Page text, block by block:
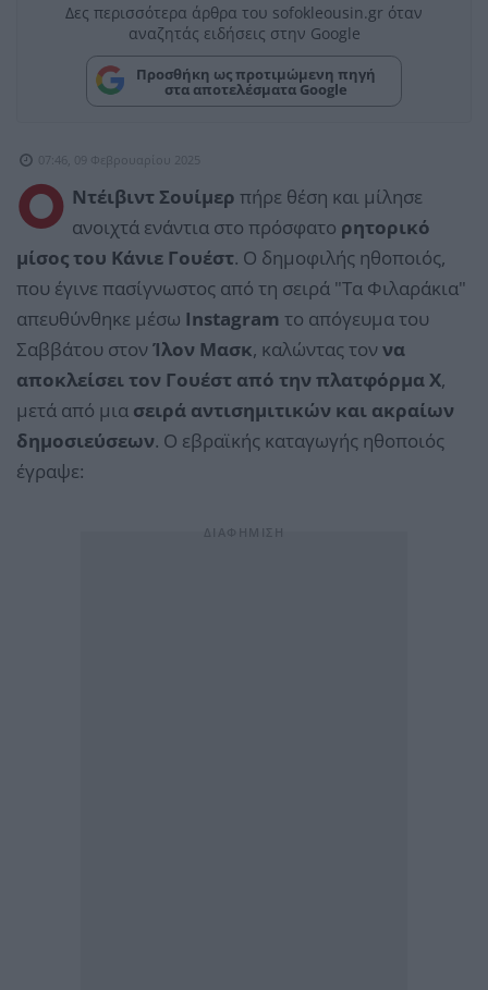
Δες περισσότερα άρθρα του sofokleousin.gr όταν
αναζητάς ειδήσεις στην Google
Προσθήκη ως προτιμώμενη πηγή
στα αποτελέσματα Google
07:46, 09 Φεβρουαρίου 2025
Ο Ντέιβιντ Σουίμερ πήρε θέση και μίλησε
ανοιχτά ενάντια στο πρόσφατο ρητορικό
μίσος του Κάνιε Γουέστ. Ο δημοφιλής ηθοποιός,
που έγινε πασίγνωστος από τη σειρά "Τα Φιλαράκια"
απευθύνθηκε μέσω Instagram το απόγευμα του
Σαββάτου στονΊλον Μασκ, καλώντας τοννα
αποκλείσει τον Γουέστ από την πλατφόρμα Χ,
μετά από μια σειρά αντισημιτικών και ακραίων
δημοσιεύσεων. Ο εβραϊκής καταγωγής ηθοποιός
έγραψε: